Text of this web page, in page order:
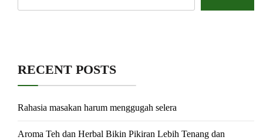
RECENT POSTS
Rahasia masakan harum menggugah selera
Aroma Teh dan Herbal Bikin Pikiran Lebih Tenang dan